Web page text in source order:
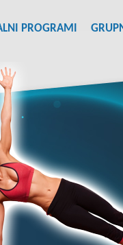
PROGRAMI